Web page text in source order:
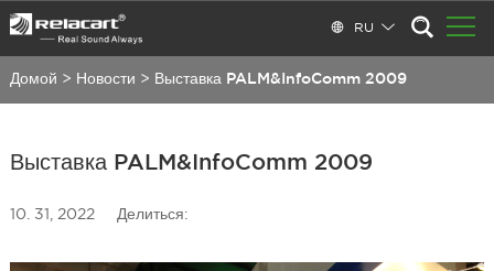
RU
Домой > Новости > Выставка PALM&InfoComm 2009
Выставка PALM&InfoComm 2009
10. 31, 2022 Делиться: